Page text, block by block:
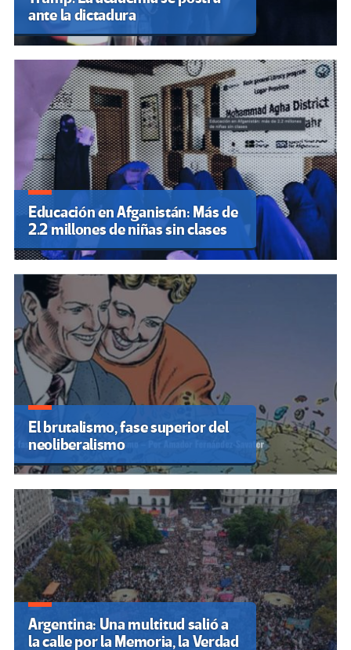
ante la dictadura
Educación en Afganistán: Más de
2.2 millones de niñas sin clases
El brutalismo, fase superior del
neoliberalismo
Argentina: Una multitud salió a
la calle por la Memoria, la Verdad